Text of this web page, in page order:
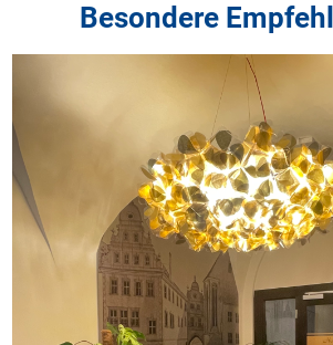
Besondere